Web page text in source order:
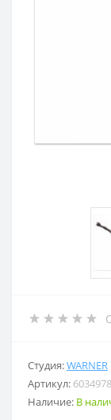
Студия:WARNER
Артикул:
Наличие: В